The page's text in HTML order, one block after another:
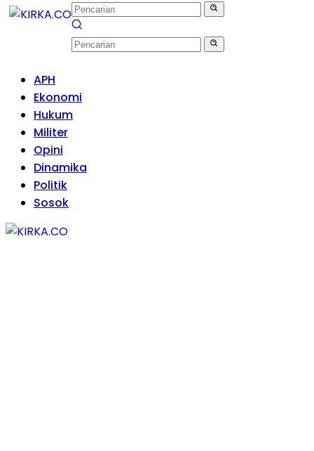
APH
Ekonomi
Hukum
Militer
Opini
Dinamika
Politik
Sosok